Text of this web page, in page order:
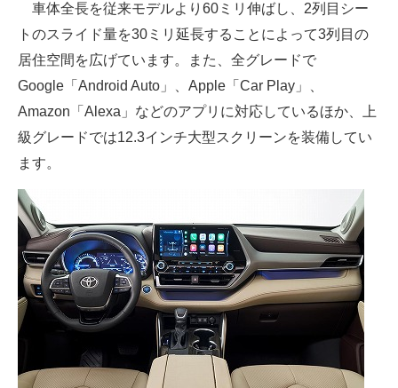
車体全長を従来モデルより60ミリ伸ばし、2列目シー
トのスライド量を30ミリ延長することによって3列目の
居住空間を広げています。また、全グレードで
Google「Android Auto」、Apple「Car Play」、
Amazon「Alexa」などのアプリに対応しているほか、上
級グレードでは12.3インチ大型スクリーンを装備してい
ます。